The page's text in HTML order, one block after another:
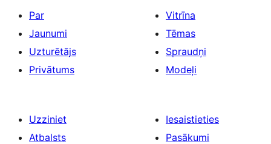
Par
Jaunumi
Uzturētājs
Privātums
Vitrīna
Tēmas
Spraudņi
Modeļi
Uzziniet
Atbalsts
Iesaistieties
Pasākumi